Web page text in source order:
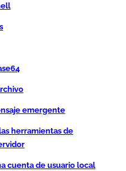
emergente
herramientas de
cuenta de usuario local